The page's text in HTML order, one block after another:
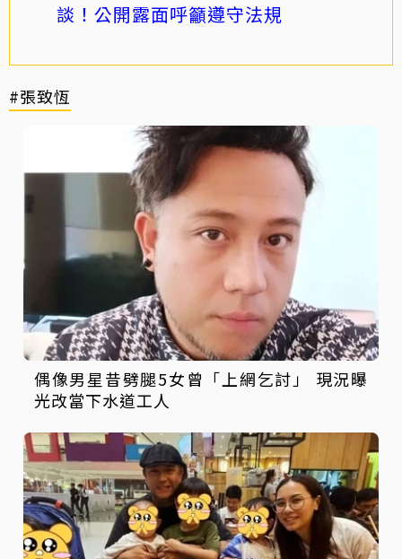
談！公開露面呼籲遵守法規
#張致恆
偶像男星昔劈腿5女曾「上網乞討」 現況曝
光改當下水道工人